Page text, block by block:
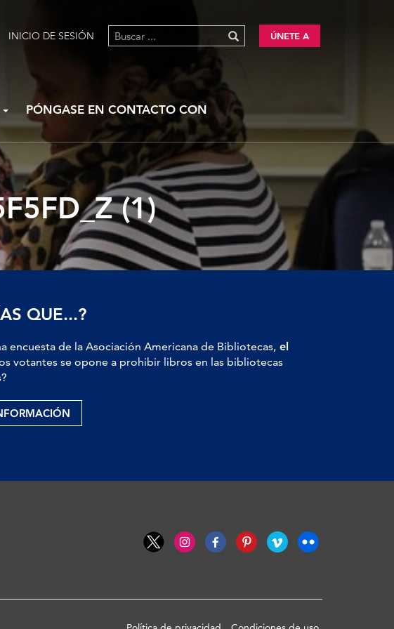
INICIO DE SESIÓN ÚNETE A
PÓNGASE EN CONTACTO CON
(1)
QUE...?
encuesta de la Asociación Americana de Bibliotecas, el
votantes se opone a prohibir libros en las bibliotecas